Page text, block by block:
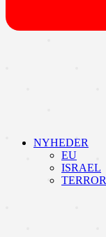
NYHEDER
EU
ISRAEL
TERROR